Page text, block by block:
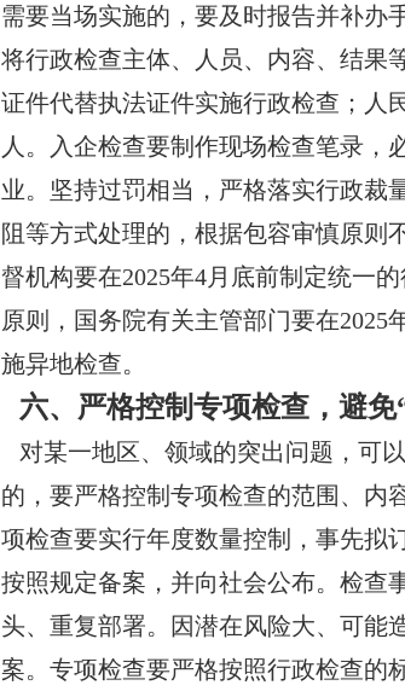
需要当场实施的，要及时报告并补办
将行政检查主体、人员、内容、结果
证件代替执法证件实施行政检查；人
人。入企检查要制作现场检查笔录，
业。坚持过罚相当，严格落实行政裁
阻等方式处理的，根据包容审慎原则
督机构要在2025年4月底前制定统一
原则，国务院有关主管部门要在
施异地检查。
六、严格控制专项检查，避
对某一地区、领域的突出问题，可
的，要严格控制专项检查的范围、内
项检查要实行年度数量控制，事先拟
按照规定备案，并向社会公布。检查
头、重复部署。因潜在风险大、可能
案。专项检查要严格按照行政检查的